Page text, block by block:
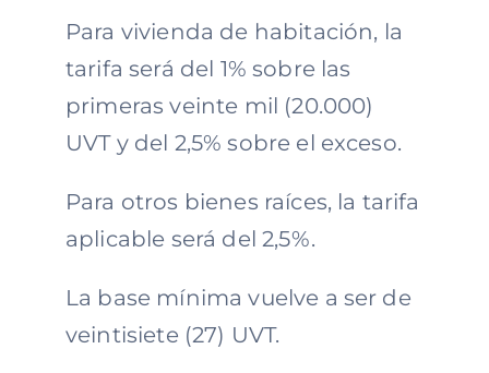
Para vivienda de habitación, la
tarifa será del 1% sobre las
primeras veinte mil (20.000)
UVT y del 2,5% sobre el exceso.
Para otros bienes raíces, la tarifa
aplicable será del 2,5%.
La base mínima vuelve a ser de
veintisiete (27) UVT.